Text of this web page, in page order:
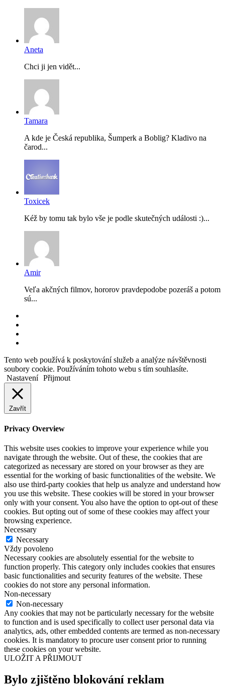
Aneta
Chci ji jen vidět...
Tamara
A kde je Česká republika, Šumperk a Boblig? Kladivo na
čarod...
Toxicek
Kéž by tomu tak bylo vše je podle skutečných události :)...
Amir
Veľa akčných filmov, hororov pravdepodobe pozeráš a potom
sú...
Back
to
top
button
Tento web používá k poskytování služeb a analýze návštěvnosti
soubory cookie. Používáním tohoto webu s tím souhlasíte.
Nastavení Přijmout
Zavřít
Privacy Overview
This website uses cookies to improve your experience while you
navigate through the website. Out of these, the cookies that are
categorized as necessary are stored on your browser as they are
essential for the working of basic functionalities of the website. We
also use third-party cookies that help us analyze and understand how
you use this website. These cookies will be stored in your browser
only with your consent. You also have the option to opt-out of these
cookies. But opting out of some of these cookies may affect your
browsing experience.
Necessary
Necessary
Vždy povoleno
Necessary cookies are absolutely essential for the website to
function properly. This category only includes cookies that ensures
basic functionalities and security features of the website. These
cookies do not store any personal information.
Non-necessary
Non-necessary
Any cookies that may not be particularly necessary for the website
to function and is used specifically to collect user personal data via
analytics, ads, other embedded contents are termed as non-necessary
cookies. It is mandatory to procure user consent prior to running
these cookies on your website.
ULOŽIT A PŘIJMOUT
Bylo zjištěno blokování reklam